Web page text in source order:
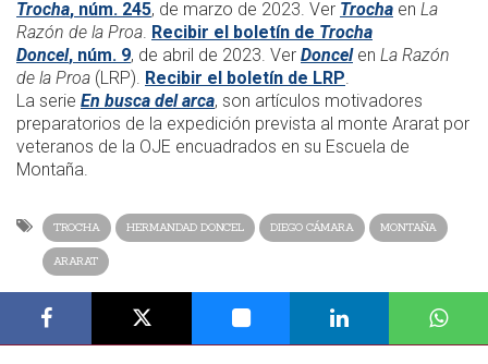
Trocha, núm. 245, de marzo de 2023. Ver Trocha en La
Razón de la Proa. Recibir el boletín de Trocha
Doncel, núm. 9, de abril de 2023. Ver Doncel en La Razón
de la Proa (LRP). Recibir el boletín de LRP.
La serie En busca del arca, son artículos motivadores
preparatorios de la expedición prevista al monte Ararat por
veteranos de la OJE encuadrados en su Escuela de
Montaña.
TROCHA HERMANDAD DONCEL DIEGO CÁMARA MONTAÑA
ARARAT